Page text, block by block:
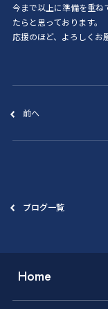
今まで以上に準備を重ね
たらと思っております。
応援のほど、よろしくお
前へ
ブログ一覧
Home